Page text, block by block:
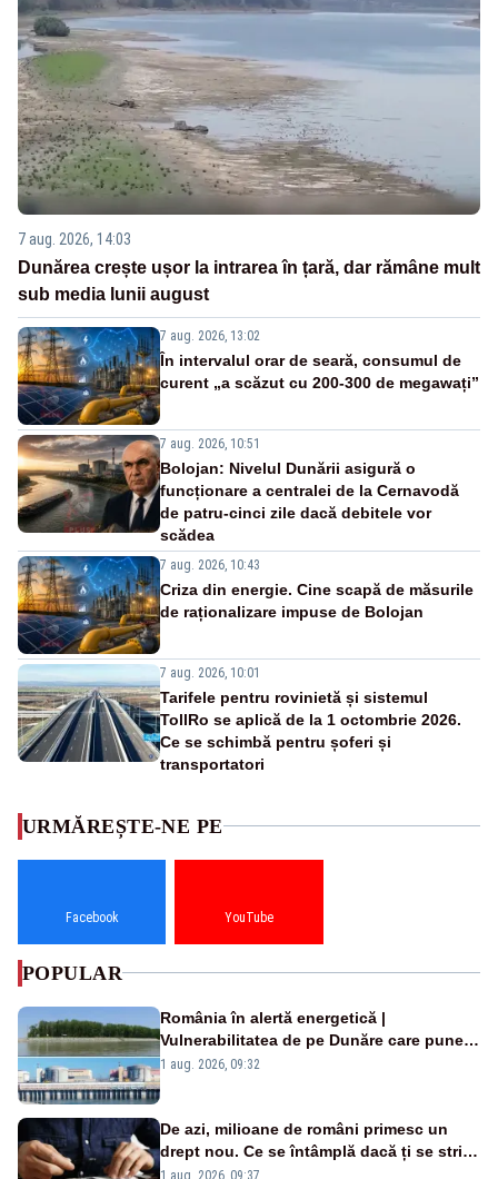
7 aug. 2026, 14:03
Dunărea crește ușor la intrarea în țară, dar rămâne mult
sub media lunii august
7 aug. 2026, 13:02
În intervalul orar de seară, consumul de
curent „a scăzut cu 200-300 de megawați”
7 aug. 2026, 10:51
Bolojan: Nivelul Dunării asigură o
funcționare a centralei de la Cernavodă
de patru-cinci zile dacă debitele vor
scădea
7 aug. 2026, 10:43
Criza din energie. Cine scapă de măsurile
de raționalizare impuse de Bolojan
7 aug. 2026, 10:01
Tarifele pentru rovinietă și sistemul
TollRo se aplică de la 1 octombrie 2026.
Ce se schimbă pentru șoferi și
transportatori
URMĂREȘTE-NE PE
Facebook YouTube
POPULAR
România în alertă energetică |
Vulnerabilitatea de pe Dunăre care pune
în pericol Centrala Cernavodă era
1 aug. 2026, 09:32
De azi, milioane de români primesc un
drept nou. Ce se întâmplă dacă ți se strică
un produs
1 aug. 2026, 09:37